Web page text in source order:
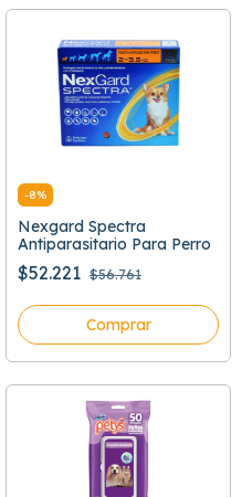
-8%
Nexgard Spectra
Antiparasitario Para Perro
$52.221 $56.761
Comprar